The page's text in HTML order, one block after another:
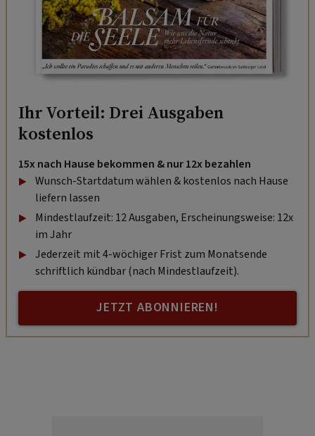
Ihr Vorteil: Drei Ausgaben
kostenlos
15x nach Hause bekommen & nur 12x bezahlen
Wunsch-Startdatum wählen & kostenlos nach Hause
liefern lassen
Mindestlaufzeit: 12 Ausgaben, Erscheinungsweise: 12x
im Jahr
Jederzeit mit 4-wöchiger Frist zum Monatsende
schriftlich kündbar (nach Mindestlaufzeit).
JETZT ABONNIEREN!